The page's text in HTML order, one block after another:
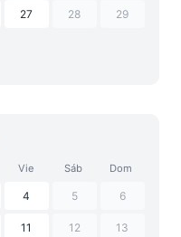
27 28 29
Vie Sáb Dom
4 5 6
11 12 13